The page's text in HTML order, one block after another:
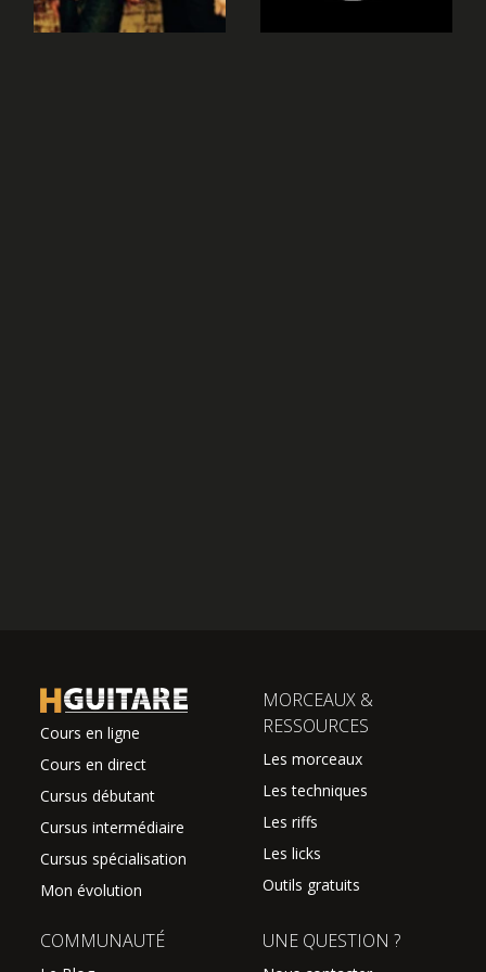
suite des notes jouées, avec sauts de cordes, etc. Le
peaufinage du riff avec les différents effets et intention
Cours en ligne
Cours en direct
Cursus débutant
Cursus intermédiaire
Cursus spécialisation
Mon évolution
MORCEAUX &
RESSOURCES
Les morceaux
Les techniques
Les riffs
Les licks
Outils gratuits
COMMUNAUTÉ UNE QUESTION ?